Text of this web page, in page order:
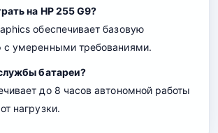
на HP 255 G9?
обеспечивает базовую
с умеренными требованиями.
батареи?
до 8 часов автономной работы
нагрузки.